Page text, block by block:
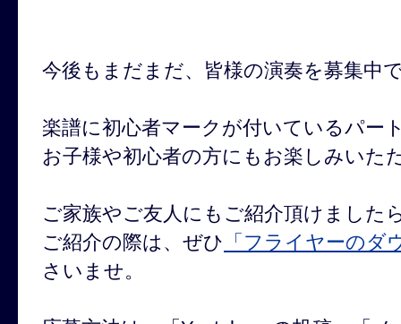
今後もまだまだ、皆様の演奏を募集中
楽譜に初心者マークが付いているパー
お子様や初心者の方にもお楽しみいた
ご家族やご友人にもご紹介頂けました
ご紹介の際は、ぜひ 「フライヤーのダ
さいませ。